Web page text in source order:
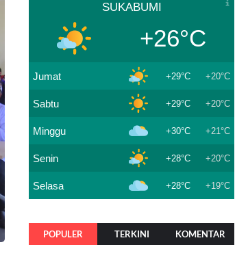
SUKABUMI
+26°C
Jumat +29°C +20°C
Sabtu +29°C +20°C
Minggu +30°C +21°C
Senin +28°C +20°C
Selasa +28°C +19°C
POPULER TERKINI KOMENTAR